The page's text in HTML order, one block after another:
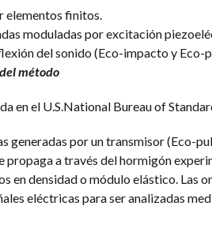
elementos finitos.
moduladas por excitación
del sonido (Eco-impacto y Eco-
método
en el U.S.National Bureau of
generadas por un transmisor (Eco-
propaga a través del hormigón
en densidad o módulo elástico. Las
eléctricas para ser analizadas